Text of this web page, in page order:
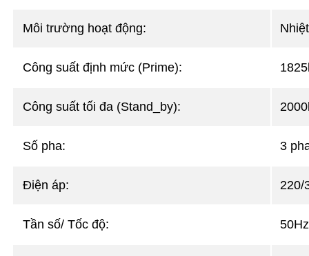
Môi trường hoạt động:
Công suất định mức (Prime):
Công suất tối đa (Stand_by):
Số pha: 3
Điện áp: 220/
Tần số/ Tốc độ: